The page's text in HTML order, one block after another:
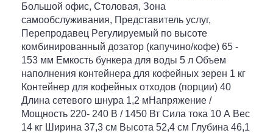
Большой офис, Столовая, Зона
самообслуживания, Представитель услуг,
Перепродавец Pегулируемый по высоте
комбинированный дозатор (капучино/кофе) 65 -
153 мм Емкость бункера для воды 5 л Объем
наполнения контейнера для кофейных зерен 1 кг
Контейнер для кофейных отходов (порции) 40
Длина сетевого шнура 1,2 мНапряжение /
Мощность 220- 240 В / 1450 Вт Сила тока 10 А Вес
14 кг Ширина 37,3 см Высота 52,4 см Глубина 46,1